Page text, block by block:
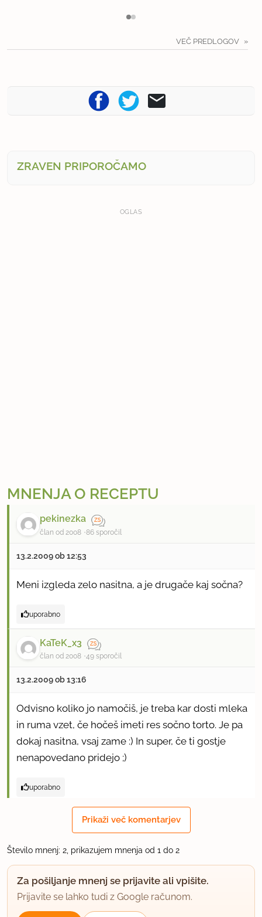
VEČ PREDLOGOV
ZRAVEN PRIPOROČAMO
OGLAS
MNENJA O RECEPTU
pekinezka
član od 2008 86 sporočil
13.2.2009 ob 12:53
Meni izgleda zelo nasitna, a je drugače kaj sočna?
uporabno
KaTeK_x3
član od 2008 49 sporočil
13.2.2009 ob 13:16
Odvisno koliko jo namočiš, je treba kar dosti mleka
in ruma vzet, če hočeš imeti res sočno torto. Je pa
dokaj nasitna, vsaj zame :) In super, če ti gostje
nenapovedano pridejo ;)
uporabno
Prikaži več komentarjev
Število mnenj: 2, prikazujem mnenja od 1 do 2
Za pošiljanje mnenj se prijavite ali vpišite.
Prijavite se lahko tudi z Google računom.